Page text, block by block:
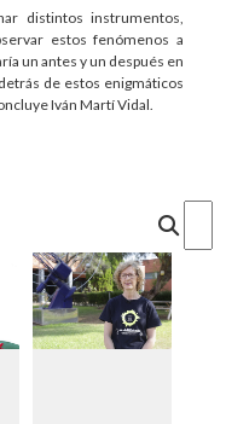
distintos instrumentos,
estos fenómenos a
un antes y un después en
de estos enigmáticos
Iván Martí Vidal.